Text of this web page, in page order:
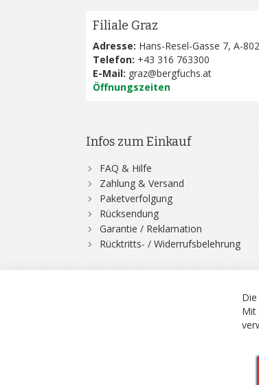
Filiale Graz
Adresse: Hans-Resel-Gasse 7, A-
Telefon: +43 316 763300
E-Mail: graz@bergfuchs.at
Öffnungszeiten
Infos zum Einkauf
FAQ & Hilfe
Zahlung & Versand
Paketverfolgung
Rücksendung
Garantie / Reklamation
Rücktritts- / Widerrufsbelehrung
Mit